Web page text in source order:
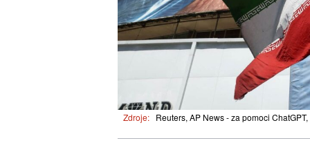
Zdroje: Reuters, AP News - za pomoci